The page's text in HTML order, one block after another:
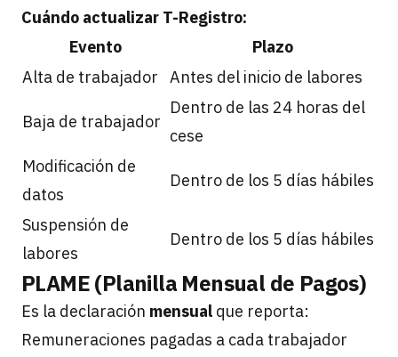
Cuándo actualizar T-Registro:
Evento
Plazo
Alta de trabajador
Antes del inicio de labores
Baja de trabajador
Dentro de las 24 horas del
cese
Modificación de
datos
Dentro de los 5 días hábiles
Suspensión de
labores
Dentro de los 5 días hábiles
PLAME (Planilla Mensual de Pagos)
Es la declaración mensual que reporta:
Remuneraciones pagadas a cada trabajador